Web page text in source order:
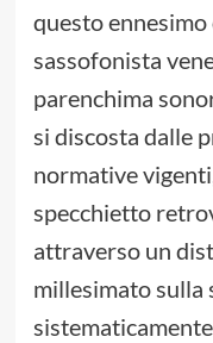
questo
sassofonista
parenchima
si discosta dalle
normative
specchietto
attraverso un
millesimato sulla